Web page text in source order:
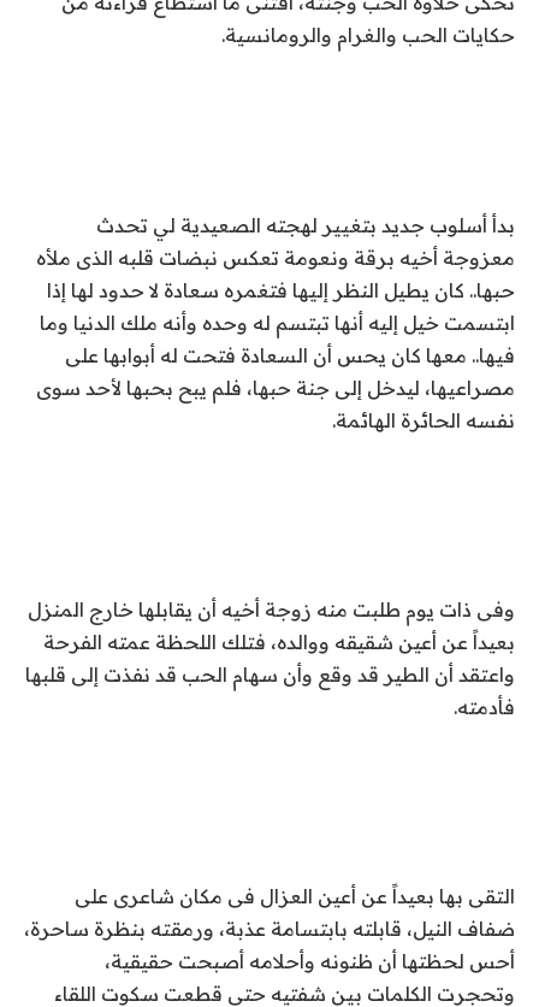
حكايات الحب والغرام والرومانسية.
بدأ أسلوب جديد بتغيير لهجته الصعيدية لي تحدث
معزوجة أخيه برقة ونعومة تعكس نبضات قلبه الذى ملأه
حبها.. كان يطيل النظر إليها فتغمره سعادة لا حدود لها إذا
ابتسمت خيل إليه أنها تبتسم له وحده وأنه ملك الدنيا وما
فيها.. معها كان يحس أن السعادة فتحت له أبوابها على
مصراعيها، ليدخل إلى جنة حبها، فلم يبح بحبها لأحد سوى
نفسه الحائرة الهائمة.
وفى ذات يوم طلبت منه زوجة أخيه أن يقابلها خارج المنزل
بعيداً عن أعين شقيقه ووالده، فتلك اللحظة عمته الفرحة
واعتقد أن الطير قد وقع وأن سهام الحب قد نفذت إلى قلبها
فأدمته.
التقى بها بعيداً عن أعين العزال فى مكان شاعرى على
ضفاف النيل، قابلته بابتسامة عذبة، ورمقته بنظرة ساحرة،
أحس لحظتها أن ظنونه وأحلامه أصبحت حقيقية،
وتحجرت الكلمات بين شفتيه حتى قطعت سكوت اللقاء